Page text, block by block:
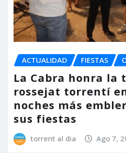
ACTUALIDAD FIESTAS
La Cabra honra la
rossejat torrentí
noches más
sus fiestas
torrent al dia Ago 7,